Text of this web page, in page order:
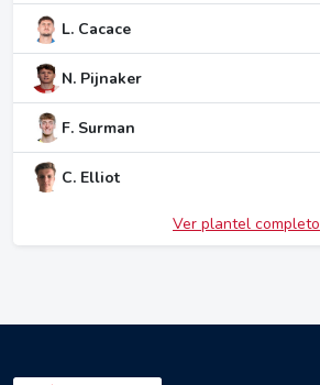
L. Cacace
N. Pijnaker
F. Surman
C. Elliot
Ver plantel completo